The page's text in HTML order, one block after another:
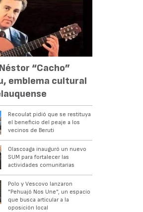
“Cacho”
emblema cultural
Recoulat pidió que se restituya
el beneficio del peaje a los
vecinos de Beruti
Olascoaga inauguró un nuevo
SUM para fortalecer las
actividades comunitarias
Polo y Vescovo lanzaron
"Pehuajó Nos Une", un espacio
que busca articular a la
oposición local